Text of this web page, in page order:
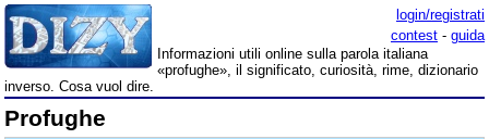
login/registrati
contest - guida
Informazioni utili online sulla parola italiana
«profughe», il significato, curiosità, rime, dizionario
inverso. Cosa vuol dire.
Profughe